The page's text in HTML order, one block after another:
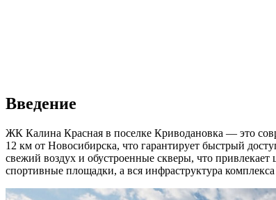
Введение
ЖК Калина Красная в поселке Криводановка — это
12 км от Новосибирска, что гарантирует быстрый
свежий воздух и обустроенные скверы, что
спортивные площадки, а вся инфраструктура